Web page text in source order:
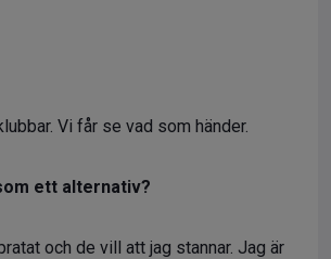
Vi får se vad som händer.
ett alternativ?
och de vill att jag stannar. Jag är